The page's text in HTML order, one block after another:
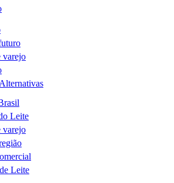
varejo
Leite
varejo
Leite